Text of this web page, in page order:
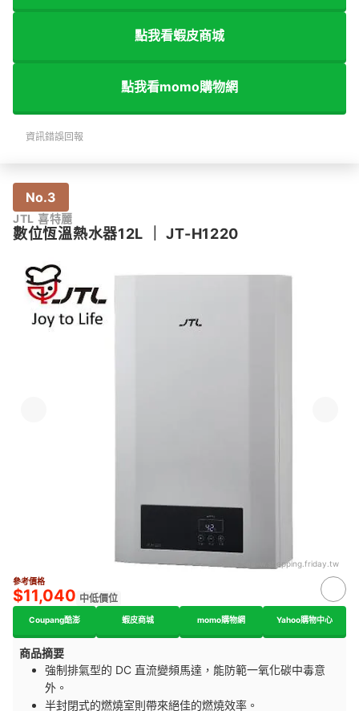
點我看蝦皮商城
點我看momo購物網
資訊錯誤回報
No.3
JTL 喜特麗
數位恆溫熱水器12L ｜JT-H1220
ec-w.shopping.friday.tw
參考價格
$11,040 中低價位
Coupang酷澎 蝦皮商城 momo購物網 Yahoo購物中心
商品摘要
強制排氣型的 DC 直流變頻馬達，能防範一氧化碳中毒意
外。
半封閉式的燃燒室則帶來絕佳的燃燒效率。